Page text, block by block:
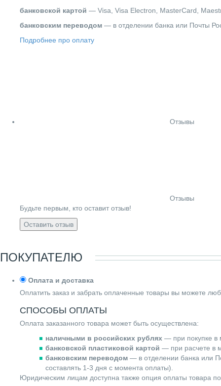
банковской картой — Visa, Visa Electron, MasterCard,
банковским переводом — в отделении банка или Почты
Подробнее про оплату
Отзывы
Отзывы
Будьте первым, кто оставит отзыв!
Оставить отзыв
ПОКУПАТЕЛЮ
Оплата и доставка
Оплатить заказ и забрать оплаченные товары вы можете
СПОСОБЫ ОПЛАТЫ
Оплата заказанного товара может быть осуществлена:
наличными в российских рублях — при покупке в
банковской пластиковой картой — при расчете в
банковским переводом — в отделении банка или
составлять 1-3 дня с момента оплаты).
Юридическим лицам доступна также опция оплаты товара